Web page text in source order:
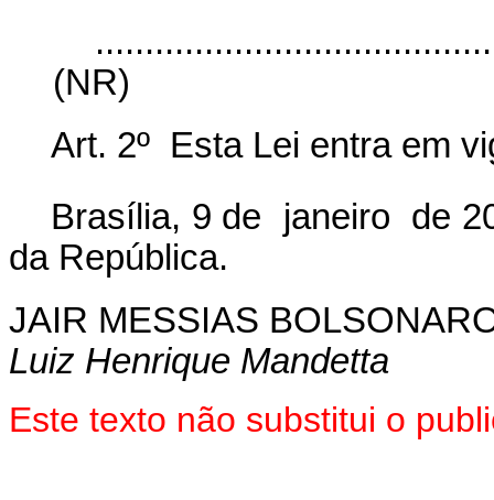
(NR)
Art. 2º Esta Lei entra em
Brasília, 9 de janeiro de
da República.
JAIR MESSIAS
Luiz Henrique Mandetta
Este texto não substitui o